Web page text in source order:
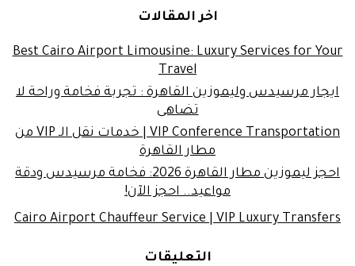
اخر المقالات
Best Cairo Airport Limousine: Luxury Services for Your
Travel
ايجار مرسيدس وليموزين القاهرة : تجربة فخامة وراحة لا
تضاهى
VIP Conference Transportation | خدمات نقل الـ VIP من
مطار القاهرة
احجز ليموزين مطار القاهرة 2026: فخامة مرسيدس ودقة
مواعيد.. احجز الآن!
Cairo Airport Chauffeur Service | VIP Luxury Transfers
التعليقات